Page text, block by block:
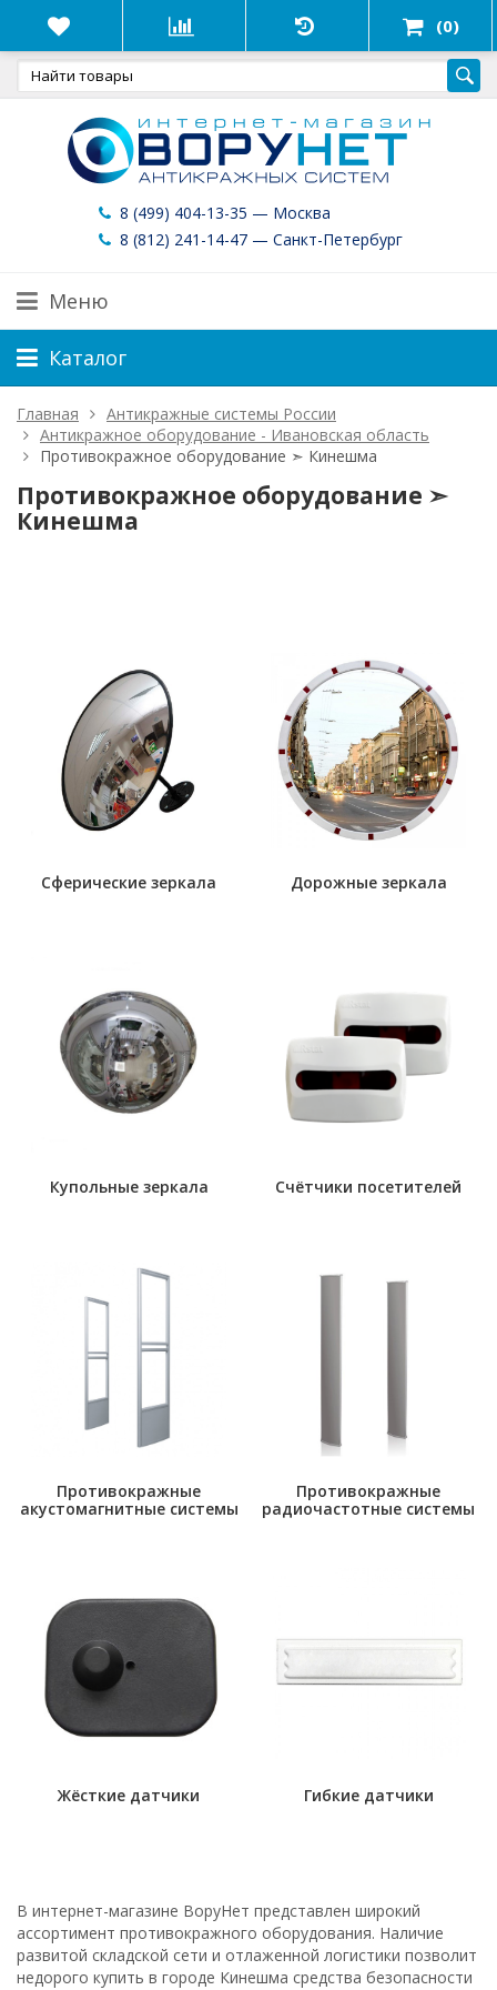
(0)
8 (499) 404-13-35 — Москва
8 (812) 241-14-47 — Санкт-Петербург
Меню
Каталог
Главная
Антикражные системы России
Антикражное оборудование - Ивановская область
Противокражное оборудование ➣ Кинешма
Противокражное оборудование ➣
Кинешма
Сферические зеркала Дорожные зеркала
Купольные зеркала Счётчики посетителей
Противокражные
акустомагнитные системы
Противокражные
радиочастотные системы
Жёсткие датчики Гибкие датчики
В интернет-магазине ВоруНет представлен широкий
ассортимент противокражного оборудования. Наличие
развитой складской сети и отлаженной логистики позволит
недорого купить в городе Кинешма средства безопасности